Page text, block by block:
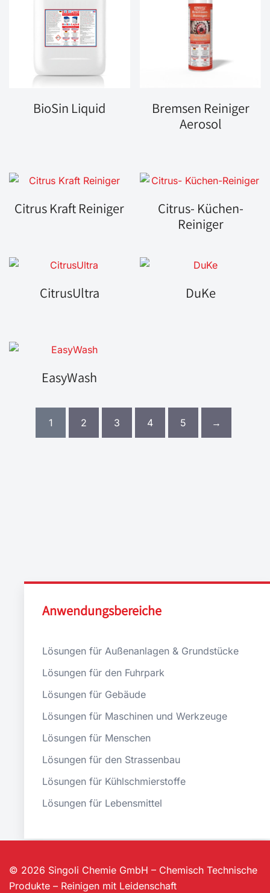
BioSin Liquid
Bremsen Reiniger
Aerosol
Citrus Kraft Reiniger
Citrus- Küchen-
Reiniger
CitrusUltra DuKe
EasyWash
1 2 3 4 5 →
Anwendungsbereiche
Lösungen für Außenanlagen & Grundstücke
Lösungen für den Fuhrpark
Lösungen für Gebäude
Lösungen für Maschinen und Werkzeuge
Lösungen für Menschen
Lösungen für den Strassenbau
Lösungen für Kühlschmierstoffe
Lösungen für Lebensmittel
© 2026 Singoli Chemie GmbH – Chemisch Technische
Produkte – Reinigen mit Leidenschaft